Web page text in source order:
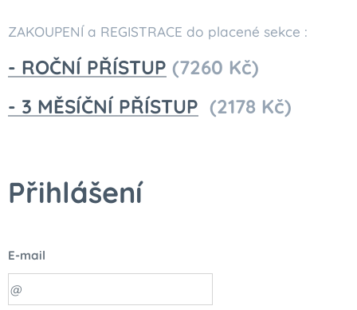
ZAKOUPENÍ a REGISTRACE do placené sekce :
- ROČNÍ PŘÍSTUP (7260 Kč)
- 3 MĚSÍČNÍ PŘÍSTUP (2178 Kč)
Přihlášení
E-mail